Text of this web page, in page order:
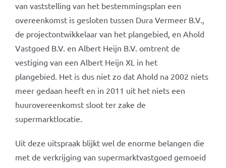
van vaststelling van het bestemmingsplan een
overeenkomst is gesloten tussen Dura Vermeer B.V.,
de projectontwikkelaar van het plangebied, en Ahold
Vastgoed B.V. en Albert Heijn B.V. omtrent de
vestiging van een Albert Heijn XL in het
plangebied. Het is dus niet zo dat Ahold na 2002 niets
meer gedaan heeft en in 2011 uit het niets een
huurovereenkomst sloot ter zake de
supermarktlocatie.
Uit deze uitspraak blijkt wel de enorme belangen die
met de verkrijging van supermarktvastgoed gemoeid